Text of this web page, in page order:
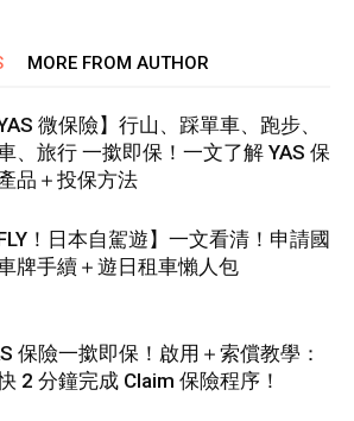
MORE FROM AUTHOR
YAS 微保險】行山、踩單車、跑步、
、旅行 一撳即保！一文了解 YAS 保
品＋投保方法
FLY！日本自駕遊】一文看清！申請國
牌手續＋遊日租車懶人包
保險一撳即保！啟用＋索償教學：
2 分鐘完成 Claim 保險程序！